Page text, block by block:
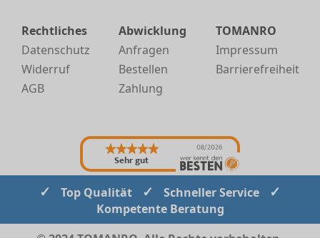
Rechtliches
Datenschutz
Widerruf
AGB
Abwicklung
Anfragen
Bestellen
Zahlung
TOMANRO
Impressum
Barrierefreiheit
Sehr gut
08/2026
✓ Top Qualität ✓ Schneller Service ✓
Kompetente Beratung